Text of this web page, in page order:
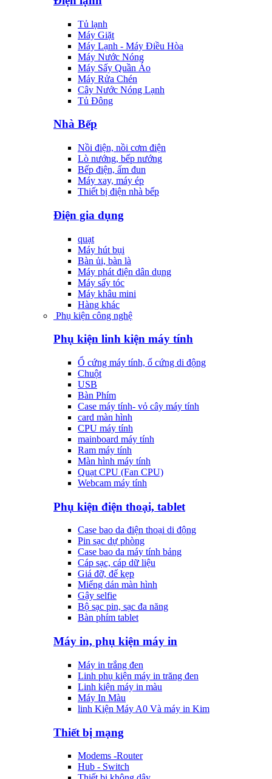
Tủ lạnh
Máy Giặt
Máy Lạnh - Máy Điều Hòa
Máy Nước Nóng
Máy Sấy Quần Áo
Máy Rửa Chén
Cây Nước Nóng Lạnh
Tủ Đông
Nhà Bếp
Nồi điện, nồi cơm điện
Lò nướng, bếp nướng
Bếp điện, ấm đun
Máy xay, máy ép
Thiết bị điện nhà bếp
Điện gia dụng
quạt
Máy hút bụi
Bàn ủi, bàn là
Máy phát điện dân dụng
Máy sấy tóc
Máy khâu mini
Hàng khác
Phụ kiện công nghệ
Phụ kiện linh kiện máy tính
Ổ cứng máy tính, ổ cứng di động
Chuột
USB
Bàn Phím
Case máy tính- vỏ cây máy tính
card màn hình
CPU máy tính
mainboard máy tính
Ram máy tính
Màn hình máy tính
Quạt CPU (Fan CPU)
Webcam máy tính
Phụ kiện điện thoại, tablet
Case bao da điện thoại di động
Pin sạc dự phòng
Case bao da máy tính bảng
Cáp sạc, cáp dữ liệu
Giá đỡ, đế kẹp
Miếng dán màn hình
Gậy selfie
Bộ sạc pin, sạc đa năng
Bàn phím tablet
Máy in, phụ kiện máy in
Máy in trắng đen
Linh phụ kiện máy in trăng đen
Linh kiện máy in màu
Máy In Màu
linh Kiện Máy A0 Và máy in Kim
Thiết bị mạng
Modems -Router
Hub - Switch